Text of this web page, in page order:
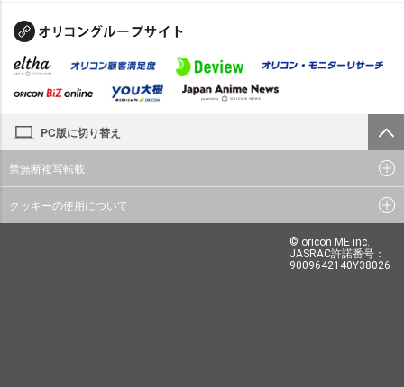
PC版に切り替え
禁無断複写転載
クッキーの使用について
© oricon ME inc.
JASRAC許諾番号：
9009642140Y38026